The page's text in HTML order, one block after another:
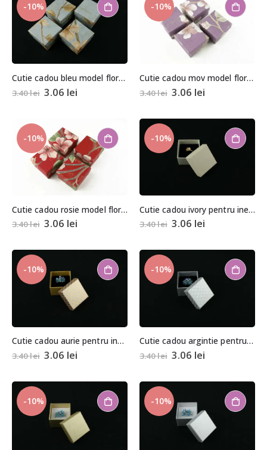
-10%
Cutie cadou bleu model floral pentru inel/cercei
3.40lei 3.06 lei
-10%
Cutie cadou mov model floral pentru inel/cercei
3.40lei 3.06 lei
-10%
Cutie cadou rosie model floral pentru inel/cercei
3.40lei 3.06 lei
-10%
Cutie cadou ivory pentru inel/cercei
3.40lei 3.06 lei
-10%
Cutie cadou aurie pentru inel/cercei
3.40lei 3.06 lei
-10%
Cutie cadou argintie pentru inel/cercei
3.40lei 3.06 lei
-10% -10%